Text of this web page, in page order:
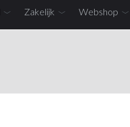
Zakelijk Webshop